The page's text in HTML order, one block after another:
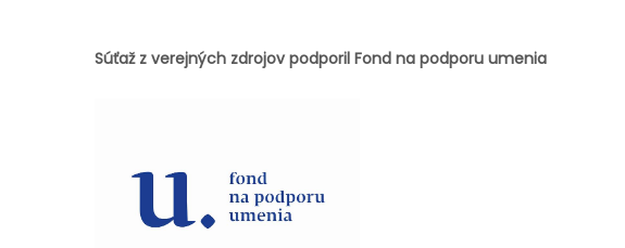
Súťaž z verejných zdrojov podporil Fond na podporu umenia